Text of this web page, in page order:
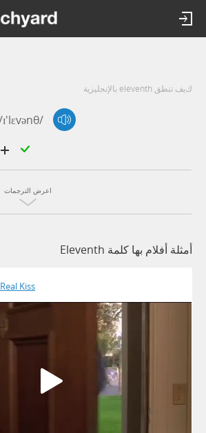
كيف تنطق eleventh بالإنجليزية
اعرض الترجمات
أمثلة أفلام بها كلمة Eleventh
Kiss